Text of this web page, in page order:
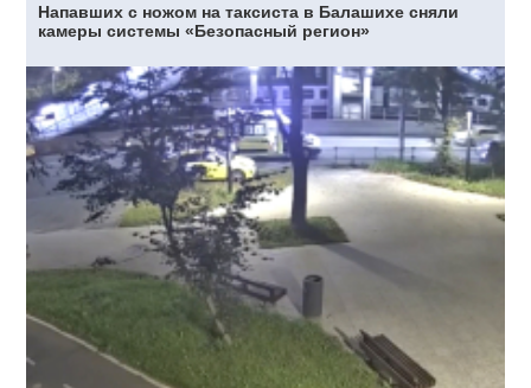
Напавших с ножом на таксиста в Балашихе сняли
камеры системы «Безопасный регион»